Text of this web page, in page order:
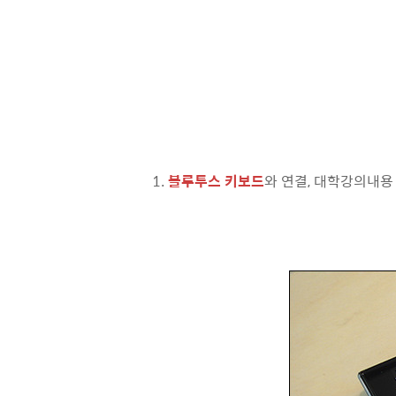
1. 블루투스 키보드와 연결, 대학강의내